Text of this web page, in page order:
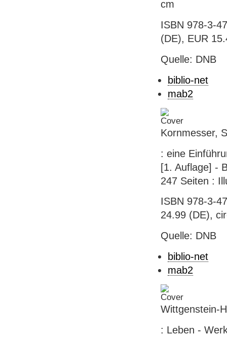
cm
ISBN 978-3-
(DE), EUR
Quelle: DNB
biblio-net
mab2
Kornmesser,
: eine
[1. Auflage] -
247 Seiten :
ISBN 978-3-
24.99 (DE),
Quelle: DNB
biblio-net
mab2
Wittgenstein-
: Leben -